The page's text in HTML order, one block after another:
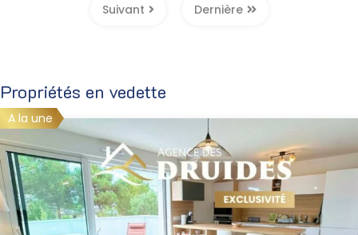
Suivant Dernière
Propriétés en vedette
A la une